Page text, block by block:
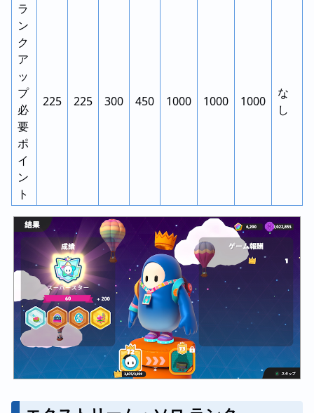
ラ
ン
ク
ア
ッ
プ
必
要
ポ
イ
ン
ト
225 225 300 450 1000 1000 1000
な
し